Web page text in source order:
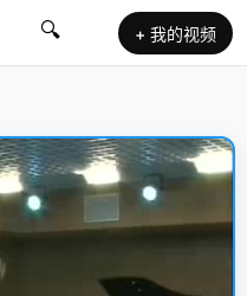
🔍 + 我的视频